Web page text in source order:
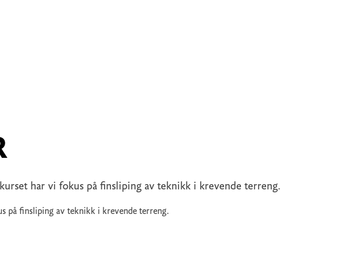
har vi fokus på finsliping av teknikk i krevende terreng.
på finsliping av teknikk i krevende terreng.